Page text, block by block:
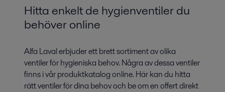
Hitta enkelt de hygienventiler du
behöver online
Alfa Laval erbjuder ett brett sortiment av olika
ventiler för hygieniska behov. Några av dessa ventiler
finns i vår produktkatalog online. Här kan du hitta
rätt ventiler för dina behov och be om en offert direkt